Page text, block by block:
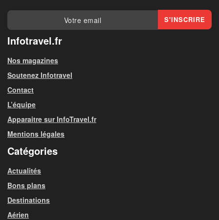
Infotravel.fr
Nos magazines
Soutenez Infotravel
Contact
L’équipe
Apparaitre sur InfoTravel.fr
Mentions légales
Catégories
Actualités
Bons plans
Destinations
Aérien